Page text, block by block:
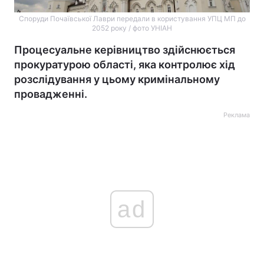
Споруди Почаївської Лаври передали в користування УПЦ МП до
2052 року / фото УНІАН
Процесуальне керівництво здійснюється
прокуратурою області, яка контролює хід
розслідування у цьому кримінальному
провадженні.
Реклама
ad